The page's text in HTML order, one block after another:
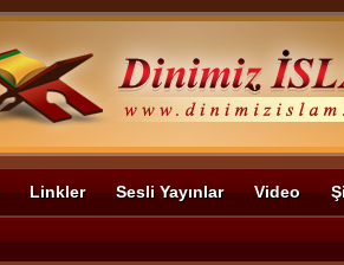
Linkler Sesli Yayınlar Video